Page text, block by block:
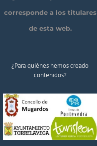
corresponde a los titulares
de esta web.
¿Para quiénes hemos creado
contenidos?